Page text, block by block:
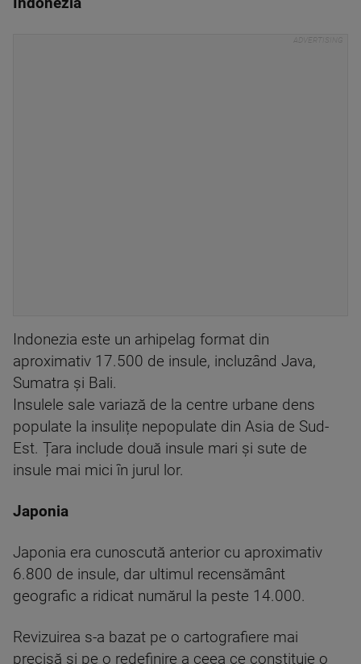
Indonezia este un arhipelag format din
aproximativ 17.500 de insule, incluzând Java,
Sumatra și Bali.
Insulele sale variază de la centre urbane dens
populate la insulițe nepopulate din Asia de Sud-
Est. Țara include două insule mari și sute de
insule mai mici în jurul lor.
Japonia
Japonia era cunoscută anterior cu aproximativ
6.800 de insule, dar ultimul recensământ
geografic a ridicat numărul la peste 14.000.
Revizuirea s-a bazat pe o cartografiere mai
precisă și pe o redefinire a ceea ce constituie o